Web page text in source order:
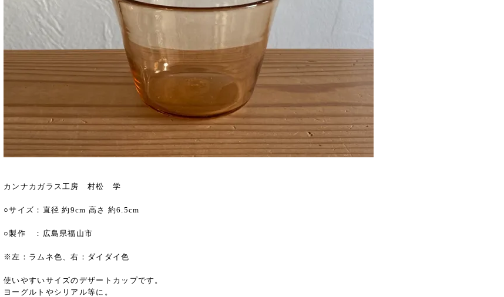
カンナカガラス工房 村松 学
○サイズ：直径 約9cm 高さ 約6.5cm
○製作 ：広島県福山市
※左：ラムネ色、右：ダイダイ色
使いやすいサイズのデザートカップです。
ヨーグルトやシリアル等に。